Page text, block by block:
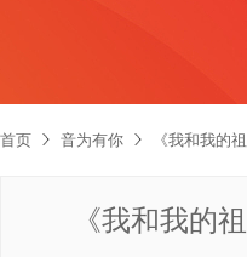
首页 音为有你 《我和我的
《我和我的